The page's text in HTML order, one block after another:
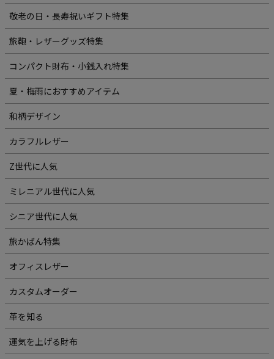
敬老の日・長寿祝いギフト特集
旅鞄・レザーグッズ特集
コンパクト財布・小銭入れ特集
夏・梅雨におすすめアイテム
和柄デザイン
カラフルレザー
Z世代に人気
ミレニアル世代に人気
シニア世代に人気
旅かばん特集
オフィスレザー
カスタムオーダー
革を知る
運気を上げる財布